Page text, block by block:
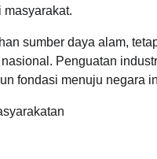
sumber daya alam,
Penguatan
fondasi menuju negara